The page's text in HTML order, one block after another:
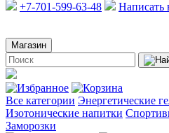
+7-701-599-63-48
Написать
Магазин
Все категории Энергетические
Изотонические напитки
Заморозки